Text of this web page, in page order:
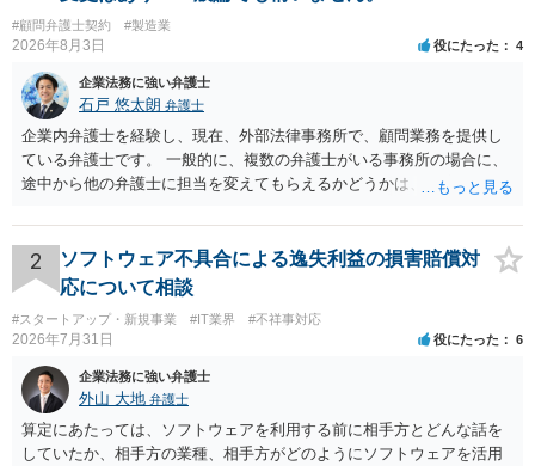
#顧問弁護士契約 #製造業
2026年8月3日 役にたった 4
企業法務に強い弁護士
石戸 悠太朗 弁護士
企業内弁護士を経験し、現在、外部法律事務所で、顧問業務を提供し
ている弁護士です。 一般的に、複数の弁護士がいる事務所の場合に、
途中から他の弁護士に担当を変えてもらえるかどうかは、当該事務所
が不満を抱いている弁護士を担当にすることは望ましくないため、別
の弁護士に変更するのが通常でしょう。それでも、担当弁護士を変え
てくれない場合は、他の弁護士の担当案件が一般で担当を変えられな
いなどの事情があるかと思います。 担当弁護士が変わらず、仕事内容
も改善されない場合には、決済権限を持つ上司に相談し、顧問契約自
体を見直すのが一番かと思います。
2
ソフトウェア不具合による逸失利益の損害賠償対
応について相談
#スタートアップ・新規事業 #IT業界 #不祥事対応
2026年7月31日 役にたった 6
企業法務に強い弁護士
外山 大地 弁護士
算定にあたっては、ソフトウェアを利用する前に相手方とどんな話を
していたか、相手方の業種、相手方がどのようにソフトウェアを活用